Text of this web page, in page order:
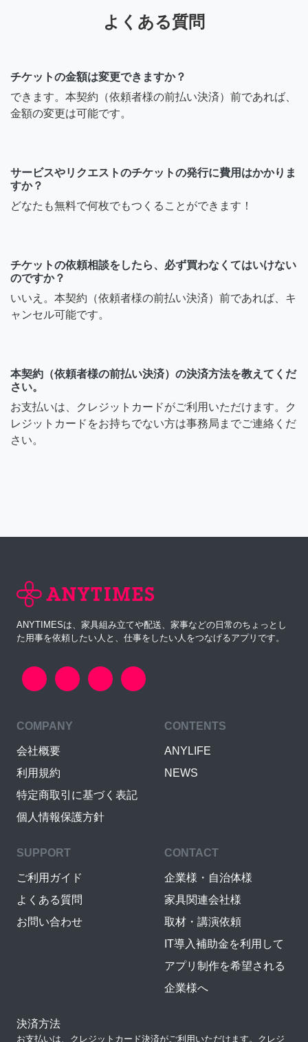
よくある質問
チケットの金額は変更できますか？
できます。本契約（依頼者様の前払い決済）前であれば、
金額の変更は可能です。
サービスやリクエストのチケットの発行に費用はかかりま
すか？
どなたも無料で何枚でもつくることができます！
チケットの依頼相談をしたら、必ず買わなくてはいけない
のですか？
いいえ。本契約（依頼者様の前払い決済）前であれば、キ
ャンセル可能です。
本契約（依頼者様の前払い決済）の決済方法を教えてくだ
さい。
お支払いは、クレジットカードがご利用いただけます。ク
レジットカードをお持ちでない方は事務局までご連絡くだ
さい。
ANYTIMESは、家具組み立てや配送、家事などの日常のちょっとし
た用事を依頼したい人と、仕事をしたい人をつなげるアプリです。
COMPANY
会社概要
利用規約
特定商取引に基づく表記
個人情報保護方針
CONTENTS
ANYLIFE
NEWS
SUPPORT
ご利用ガイド
よくある質問
お問い合わせ
CONTACT
企業様・自治体様
家具関連会社様
取材・講演依頼
IT導入補助金を利用して
アプリ制作を希望される
企業様へ
決済方法
お支払いは、クレジットカード決済がご利用いただけます。クレジ